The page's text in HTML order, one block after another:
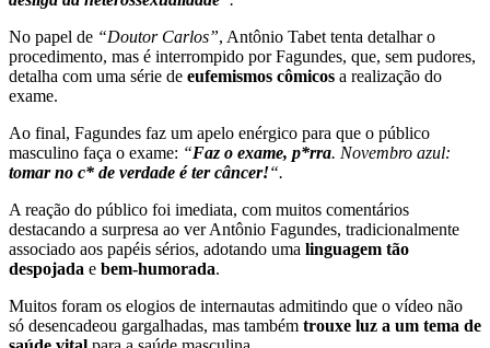
No papel de “Doutor Carlos”, Antônio Tabet tenta detalhar o
procedimento, mas é interrompido por Fagundes, que, sem pudores,
detalha com uma série de eufemismos cômicos a realização do
exame.
Ao final, Fagundes faz um apelo enérgico para que o público
masculino faça o exame: “Faz o exame, p*rra. Novembro azul:
tomar no c* de verdade é ter câncer!“.
A reação do público foi imediata, com muitos comentários
destacando a surpresa ao ver Antônio Fagundes, tradicionalmente
associado aos papéis sérios, adotando uma linguagem tão
despojada e bem-humorada.
Muitos foram os elogios de internautas admitindo que o vídeo não
só desencadeou gargalhadas, mas também trouxe luz a um tema de